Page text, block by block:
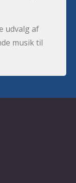
udvalg af
musik til